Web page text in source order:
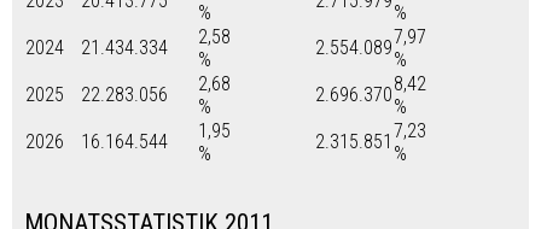
%
%
2024
21.434.334
2,58
%
2.554.0897,97
%
2025
22.283.056
2,68
%
2.696.3708,42
%
2026
16.164.544
1,95
%
2.315.851 7,23
%
MONATSSTATISTIK 2011